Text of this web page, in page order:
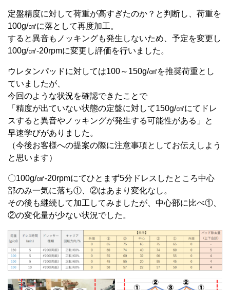
定盤精度に対して荷重が高すぎたのか？と判断し、荷重を
100g/㎠に落として再度加工。
すると異音もノッキングも発生しないため、予定を変更し
100g/㎠-20rpmに変更し評価を行いました。
ウレタンパッドに対しては100～150g/㎠を推奨荷重とし
ていましたが、
今回のような状況を確認できたことで
「精度が出ていない状態の定盤に対して150g/㎠にてドレ
スすると異音やノッキングが発生する可能性がある」と
早速学びがありました。
（今後お客様への提案の際に注意事項としてお伝えしよう
と思います）
〇100g/㎠-20rpmにてひとまず5分ドレスしたところ中心
部のみ一気に落ち①、②はあまり変化なし。
その後も継続して加工してみましたが、中心部に比べ①、
②の変化量が少ない状況でした。